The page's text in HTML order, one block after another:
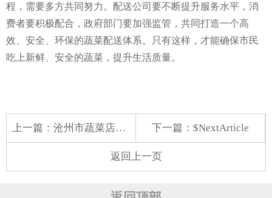
程，需要多方共同努力。配送公司要不断提升服务水平，消
费者要积极配合，政府部门要加强监管，共同打造一个高
效、安全、环保的蔬菜配送体系。只有这样，才能确保市民
吃上新鲜、安全的蔬菜，提升生活质量。
上一篇： 沧州市蔬菜店配送员 下一篇：$NextArticle
返回上一页